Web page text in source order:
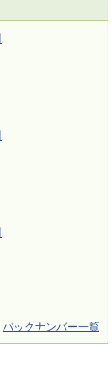
バックナンバー一覧